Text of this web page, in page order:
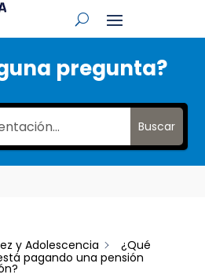
pregunta?
Buscar
y Adolescencia
¿Qué
pagando una pensión